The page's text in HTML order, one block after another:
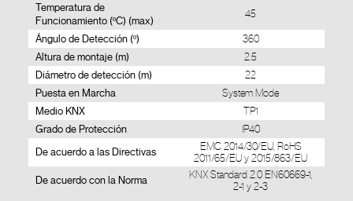
Temperatura de
Funcionamiento (ºC) (max)
45
Ángulo de Detección (º) 360
Altura de montaje (m) 2.5
Diámetro de detección (m) 22
Puesta en Marcha System Mode
Medio KNX TP1
Grado de Protección IP40
De acuerdo a las Directivas
EMC 2014/30/EU, RoHS
2011/65/EU y 2015/863/EU
De acuerdo con la Norma
KNX Standard 2.0 EN60669-1,
2-1 y 2-3